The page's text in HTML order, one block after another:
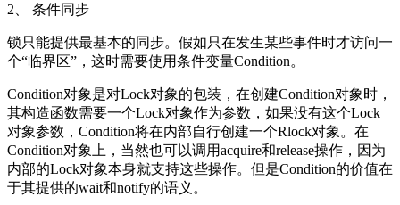
2、 条件同步
锁只能提供最基本的同步。假如只在发生某些事件时才访问一
个“临界区”，这时需要使用条件变量Condition。
Condition对象是对Lock对象的包装，在创建Condition对象时，
其构造函数需要一个Lock对象作为参数，如果没有这个Lock
对象参数，Condition将在内部自行创建一个Rlock对象。在
Condition对象上，当然也可以调用acquire和release操作，因为
内部的Lock对象本身就支持这些操作。但是Condition的价值在
于其提供的wait和notify的语义。